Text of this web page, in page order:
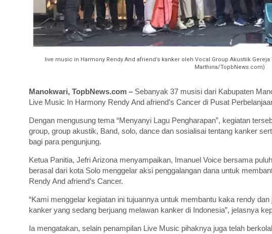
live music in Harmony Rendy And afriend’s kanker oleh Vocal Group Akustiik
Marthina/TopbNews.com)
Manokwari, TopbNews.com – Sebanyak 37 musisi dari Kabupaten
Live Music In Harmony Rendy And afriend’s Cancer di Pusat
Dengan mengusung tema “Menyanyi Lagu Pengharapan”, kegiatan
group, group akustik, Band, solo, dance dan sosialisai tentang kanker
bagi para pengunjung.
Ketua Panitia, Jefri Arizona menyampaikan, Imanuel Voice bersama
berasal dari kota Solo menggelar aksi penggalangan dana untuk
Rendy And afriend’s Cancer.
“Kami menggelar kegiatan ini tujuannya untuk membantu kaka rendy
kanker yang sedang berjuang melawan kanker di Indonesia”, jelasnya
Ia mengatakan, selain penampilan Live Music pihaknya juga telah